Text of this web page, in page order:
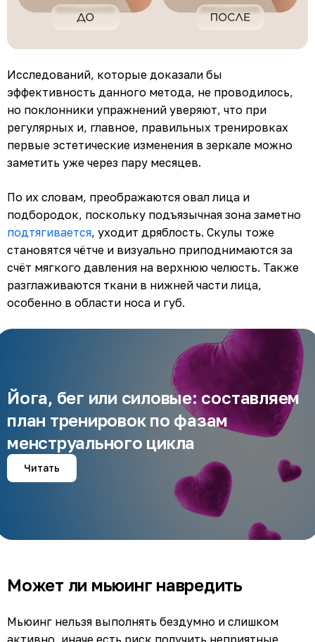
Исследований, которые доказали бы
эффективность данного метода, не проводилось,
но поклонники упражнений уверяют, что при
регулярных и, главное, правильных тренировках
первые эстетические изменения в зеркале можно
заметить уже через пару месяцев.
По их словам, преображаются овал лица и
подбородок, поскольку подъязычная зона заметно
подтягивается, уходит дряблость. Скулы тоже
становятся чётче и визуально приподнимаются за
счёт мягкого давления на верхнюю челюсть. Также
разглаживаются ткани в нижней части лица,
особенно в области носа и губ.
Йога, бег или силовые: составляем
план тренировок по фазам
менструального цикла
Читать
Может ли мьюинг навредить
Мьюинг нельзя выполнять бездумно и слишком
активно, иначе есть риск получить неприятные